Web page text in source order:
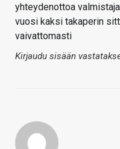
yhteydenottoa
vuosi kaksi takaperin
vaivattomasti
Kirjaudu sisään